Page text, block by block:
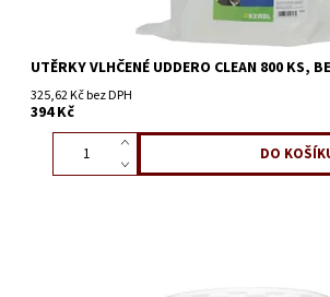
UTĚRKY VLHČENÉ UDDERO CLEAN 800 KS,
325,62 Kč bez DPH
394 Kč